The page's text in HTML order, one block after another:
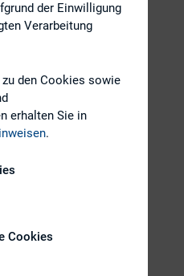
2020
sich bei der 2. Creditor
unter dem Motto
in der
den aktuellsten Themen
am Main aus.
der Einwilligung
Verarbeitung
den Cookies sowie
erhalten Sie in
.
Cookies